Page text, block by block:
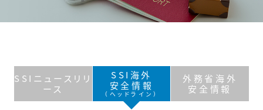
SSIニュースリリ
ース
SSI海外
安全情報
（ヘッドライン）
外務省海外
安全情報